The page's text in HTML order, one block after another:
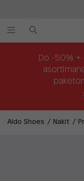
Do -50% +
Aldo Shoes Nakit